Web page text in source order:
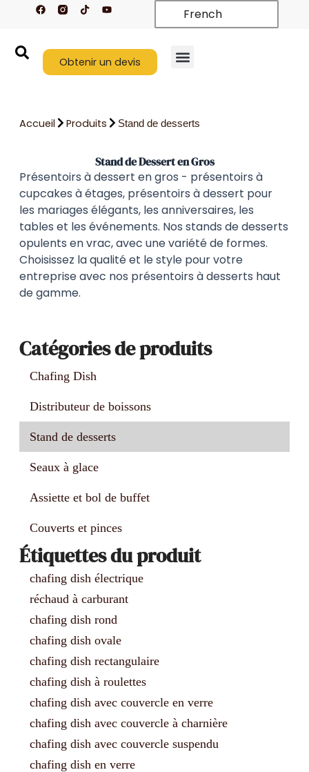
F
a
o
k
T
i
k
Y
o
b
e
French
Obtenir un devis
Accueil Produits Stand de desserts
Stand de Dessert en Gros
Présentoirs à dessert en gros - présentoirs à
cupcakes à étages, présentoirs à dessert pour
les mariages élégants, les anniversaires, les
tables et les événements. Nos stands de desserts
opulents en vrac, avec une variété de formes.
Choisissez la qualité et le style pour votre
entreprise avec nos présentoirs à desserts haut
de gamme.
Catégories de produits
Chafing Dish
Distributeur de boissons
Stand de desserts
Seaux à glace
Assiette et bol de buffet
Couverts et pinces
Étiquettes du produit
chafing dish électrique
réchaud à carburant
chafing dish rond
chafing dish ovale
chafing dish rectangulaire
chafing dish à roulettes
chafing dish avec couvercle en verre
chafing dish avec couvercle à charnière
chafing dish avec couvercle suspendu
chafing dish en verre